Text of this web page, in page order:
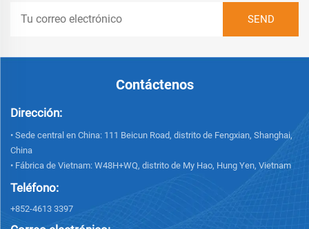
Contáctenos
Dirección:
• Sede central en China: 111 Beicun Road, distrito de Fengxian, Shanghai,
China
• Fábrica de Vietnam: W48H+WQ, distrito de My Hao, Hung Yen, Vietnam
Teléfono:
+852-4613 3397